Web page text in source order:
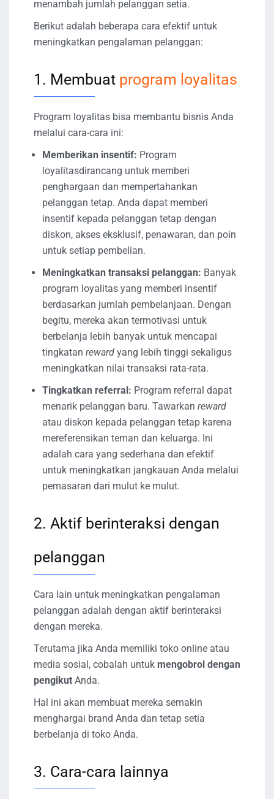
menambah jumlah pelanggan setia.
Berikut adalah beberapa cara efektif untuk
meningkatkan pengalaman pelanggan:
1. Membuat program loyalitas
Program loyalitas bisa membantu bisnis Anda
melalui cara-cara ini:
Memberikan insentif: Program
loyalitasdirancang untuk memberi
penghargaan dan mempertahankan
pelanggan tetap. Anda dapat memberi
insentif kepada pelanggan tetap dengan
diskon, akses eksklusif, penawaran, dan poin
untuk setiap pembelian.
Meningkatkan transaksi pelanggan: Banyak
program loyalitas yang memberi insentif
berdasarkan jumlah pembelanjaan. Dengan
begitu, mereka akan termotivasi untuk
berbelanja lebih banyak untuk mencapai
tingkatan reward yang lebih tinggi sekaligus
meningkatkan nilai transaksi rata-rata.
Tingkatkan referral: Program referral dapat
menarik pelanggan baru. Tawarkan reward
atau diskon kepada pelanggan tetap karena
mereferensikan teman dan keluarga. Ini
adalah cara yang sederhana dan efektif
untuk meningkatkan jangkauan Anda melalui
pemasaran dari mulut ke mulut.
2. Aktif berinteraksi dengan
pelanggan
Cara lain untuk meningkatkan pengalaman
pelanggan adalah dengan aktif berinteraksi
dengan mereka.
Terutama jika Anda memiliki toko online atau
media sosial, cobalah untuk mengobrol dengan
pengikut Anda.
Hal ini akan membuat mereka semakin
menghargai brand Anda dan tetap setia
berbelanja di toko Anda.
3. Cara-cara lainnya